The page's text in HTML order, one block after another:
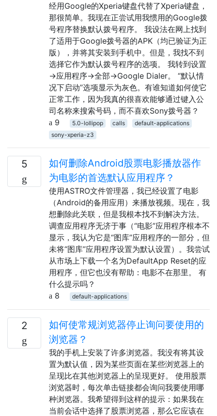
经用Google的Xperia键盘代替了Xperia键盘，
那很简单。我现在正尝试用我惯用的Google拨
号程序替换默认拨号程序。 我设法在网上找到
了适用于Google拨号器的APK（均已验证为正
版），并将其安装到手机中。但是，我找不到
选择它作为默认拨号程序的选项。 我转到设置
→应用程序→全部→Google Dialer。 “默认情
况下启动”选项显示为灰色。有谁知道如何使它
正常工作，因为我真的很喜欢能够通过键入公
司名称来搜索号码，而不喜欢Sony拨号器？
9
5.0-lollipop calls
default-applications
sony-xperia-z3
5
如何删除Android股票电影播放器​​作
为电影的首选默认应用程序？
使用ASTRO文件管理器，我已经设置了电影
（Android的备用应用）来播放视频。现在，我
想删除此关联，但是我根本找不到解决方法。
调查应用程序无济于事（“电影”应用程序根本不
显示，我认为它是“图库”应用程序的一部分，但
未将“图库”应用程序设置为默认设置）。我尝试
从市场上下载一个名为DefaultApp Reset的应
用程序，但它也没有帮助：电影不在那里。 有
什么提示吗？
8
default-applications
2
如何使常规浏览器停止询问要使用的
浏览器？
我的手机上安装了许多浏览器。我没有将其设
置为默认值，因为某些页面在某些浏览器上的
呈现比在其他浏览器上的呈现更好。 使用股票
浏览器时，每次单击链接都会询问我要使用哪
种浏览器。我希望得到这样的提示：如果我在
当前会话中选择了股票浏览器，那么它应该在